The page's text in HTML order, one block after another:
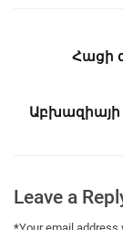
Հացի
Աբխազիայի
Leave a